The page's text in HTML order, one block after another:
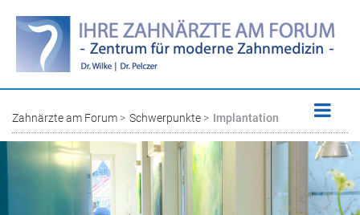
Zahnärzte am Forum Schwerpunkte Implantation